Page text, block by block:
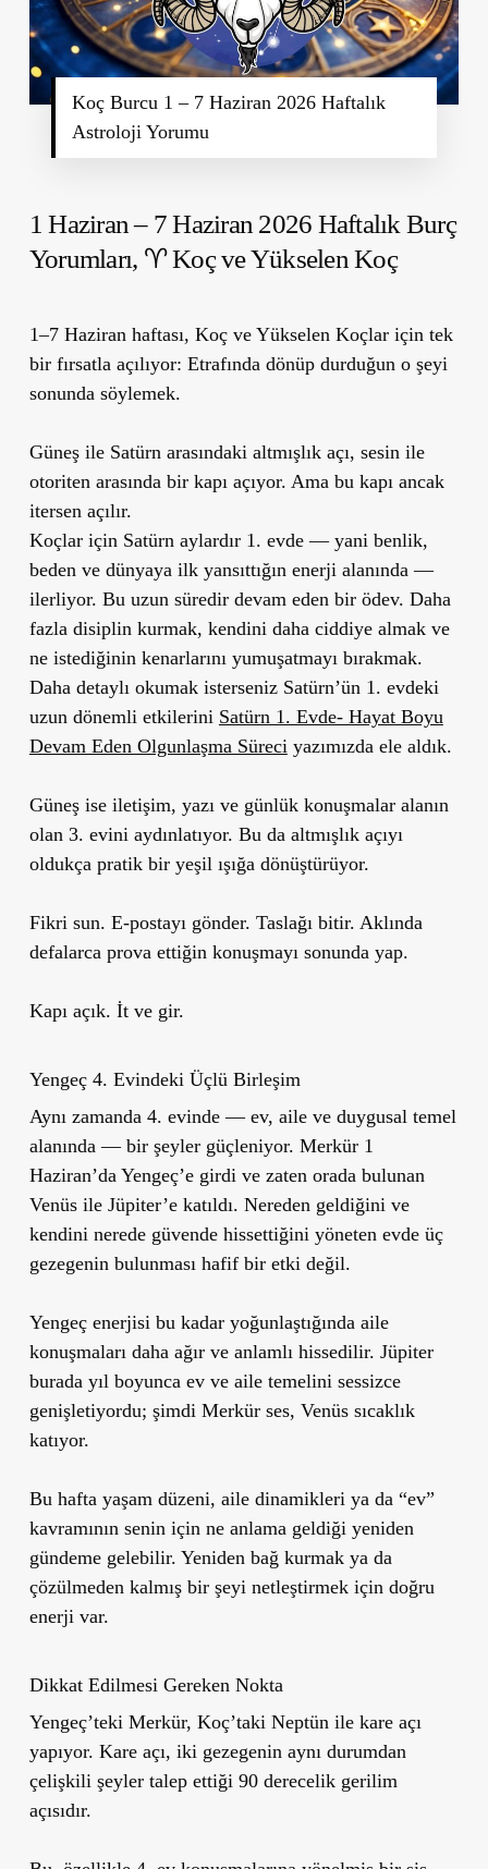
Koç Burcu 1 – 7 Haziran 2026 Haftalık
Astroloji Yorumu
1 Haziran – 7 Haziran 2026 Haftalık Burç
Yorumları, ♈ Koç ve Yükselen Koç
1–7 Haziran haftası, Koç ve Yükselen Koçlar için tek
bir fırsatla açılıyor: Etrafında dönüp durduğun o şeyi
sonunda söylemek.
Güneş ile Satürn arasındaki altmışlık açı, sesin ile
otoriten arasında bir kapı açıyor. Ama bu kapı ancak
itersen açılır.
Koçlar için Satürn aylardır 1. evde — yani benlik,
beden ve dünyaya ilk yansıttığın enerji alanında —
ilerliyor. Bu uzun süredir devam eden bir ödev. Daha
fazla disiplin kurmak, kendini daha ciddiye almak ve
ne istediğinin kenarlarını yumuşatmayı bırakmak.
Daha detaylı okumak isterseniz Satürn’ün 1. evdeki
uzun dönemli etkilerini Satürn 1. Evde- Hayat Boyu
Devam Eden Olgunlaşma Süreciyazımızda ele aldık.
Güneş ise iletişim, yazı ve günlük konuşmalar alanın
olan 3. evini aydınlatıyor. Bu da altmışlık açıyı
oldukça pratik bir yeşil ışığa dönüştürüyor.
Fikri sun. E-postayı gönder. Taslağı bitir. Aklında
defalarca prova ettiğin konuşmayı sonunda yap.
Kapı açık. İt ve gir.
Yengeç 4. Evindeki Üçlü Birleşim
Aynı zamanda 4. evinde — ev, aile ve duygusal temel
alanında — bir şeyler güçleniyor. Merkür 1
Haziran’da Yengeç’e girdi ve zaten orada bulunan
Venüs ile Jüpiter’e katıldı. Nereden geldiğini ve
kendini nerede güvende hissettiğini yöneten evde üç
gezegenin bulunması hafif bir etki değil.
Yengeç enerjisi bu kadar yoğunlaştığında aile
konuşmaları daha ağır ve anlamlı hissedilir. Jüpiter
burada yıl boyunca ev ve aile temelini sessizce
genişletiyordu; şimdi Merkür ses, Venüs sıcaklık
katıyor.
Bu hafta yaşam düzeni, aile dinamikleri ya da “ev”
kavramının senin için ne anlama geldiği yeniden
gündeme gelebilir. Yeniden bağ kurmak ya da
çözülmeden kalmış bir şeyi netleştirmek için doğru
enerji var.
Dikkat Edilmesi Gereken Nokta
Yengeç’teki Merkür, Koç’taki Neptün ile kare açı
yapıyor. Kare açı, iki gezegenin aynı durumdan
çelişkili şeyler talep ettiği 90 derecelik gerilim
açısıdır.